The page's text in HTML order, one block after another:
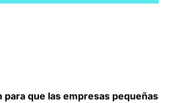
para que lasempresas pequeñas